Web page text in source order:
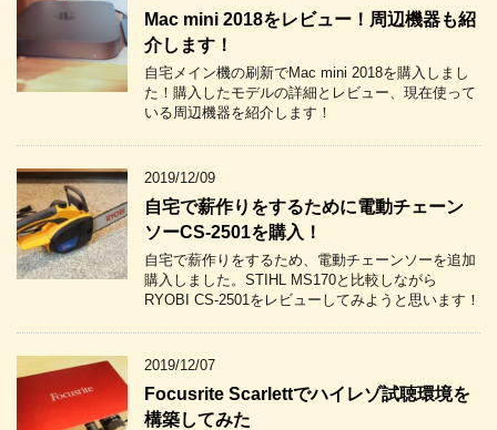
Mac mini 2018をレビュー！周辺機器も紹
介します！
自宅メイン機の刷新でMac mini 2018を購入しまし
た！購入したモデルの詳細とレビュー、現在使って
いる周辺機器を紹介します！
2019/12/09
自宅で薪作りをするために電動チェーン
ソーCS-2501を購入！
自宅で薪作りをするため、電動チェーンソーを追加
購入しました。STIHL MS170と比較しながら
RYOBI CS-2501をレビューしてみようと思います！
2019/12/07
Focusrite Scarlettでハイレゾ試聴環境を
構築してみた